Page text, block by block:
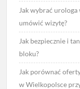
Jak wybrać
umówić wizytę?
Jak bezpiecznie i
bloku?
Jak porównać
w Wielkopolsce